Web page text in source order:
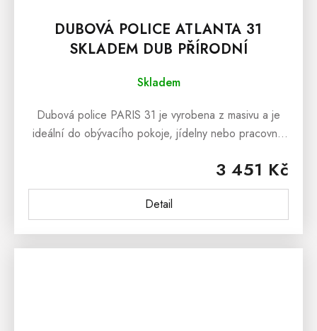
DUBOVÁ POLICE ATLANTA 31
SKLADEM DUB PŘÍRODNÍ
Skladem
3 451 Kč
Detail
Dubová police PARIS 31 je vyrobena z masivu a je
ideální do obývacího pokoje, jídelny nebo pracovny.
variantách a to jako dub přírodní....